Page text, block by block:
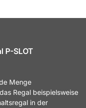
P-SLOT
Menge
Regal beispielsweise
in der